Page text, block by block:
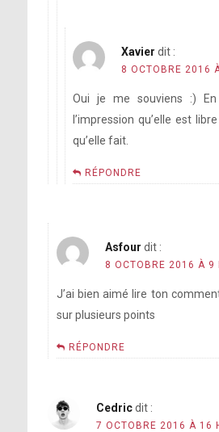
Xavier dit :
8 OCTOBRE 2016
Oui je me souviens :)
l’impression qu’elle est
qu’elle fait.
RÉPONDRE
Asfour dit :
8 OCTOBRE 2016 À 9
J’ai bien aimé lire ton
sur plusieurs points
RÉPONDRE
Cedric dit :
7 OCTOBRE 2016 À 16